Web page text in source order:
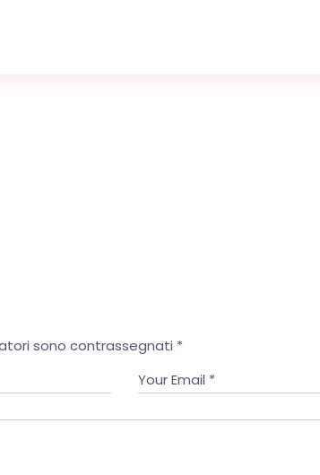
European Commission | Cookies Policy
sono contrassegnati *